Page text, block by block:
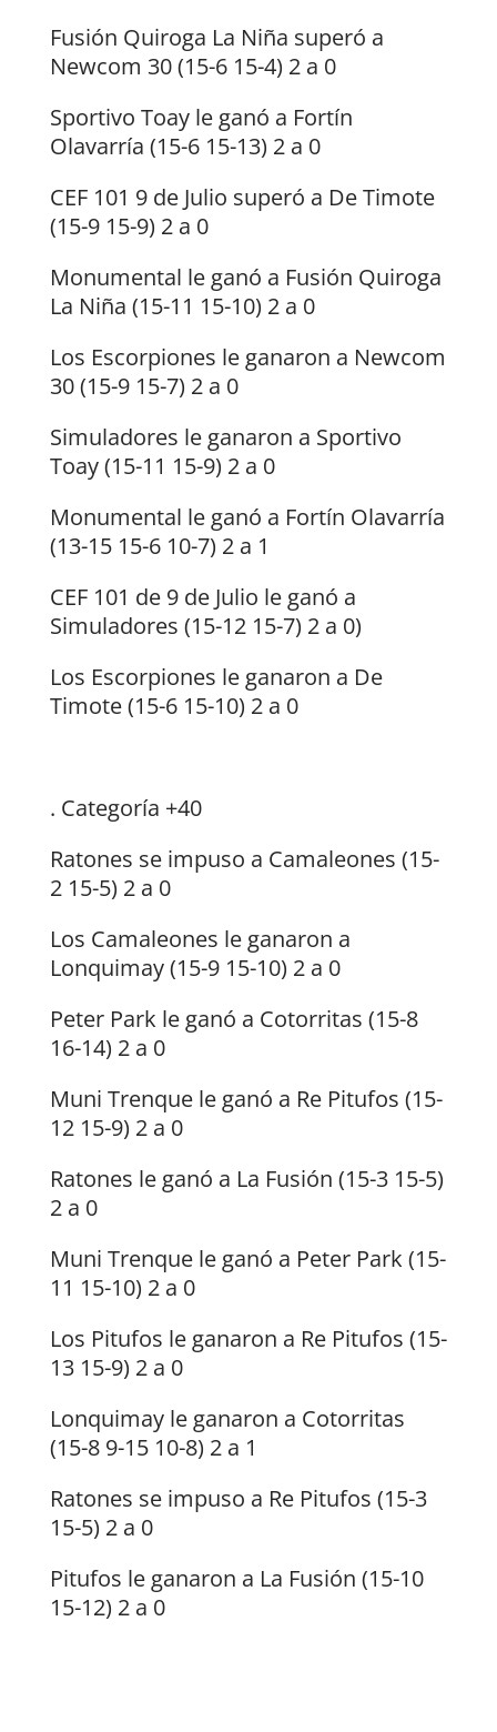
Fusión Quiroga La Niña superó a
Newcom 30 (15-6 15-4) 2 a 0
Sportivo Toay le ganó a Fortín
Olavarría (15-6 15-13) 2 a 0
CEF 101 9 de Julio superó a De Timote
(15-9 15-9) 2 a 0
Monumental le ganó a Fusión Quiroga
La Niña (15-11 15-10) 2 a 0
Los Escorpiones le ganaron a Newcom
30 (15-9 15-7) 2 a 0
Simuladores le ganaron a Sportivo
Toay (15-11 15-9) 2 a 0
Monumental le ganó a Fortín Olavarría
(13-15 15-6 10-7) 2 a 1
CEF 101 de 9 de Julio le ganó a
Simuladores (15-12 15-7) 2 a 0)
Los Escorpiones le ganaron a De
Timote (15-6 15-10) 2 a 0
. Categoría +40
Ratones se impuso a Camaleones (15-
2 15-5) 2 a 0
Los Camaleones le ganaron a
Lonquimay (15-9 15-10) 2 a 0
Peter Park le ganó a Cotorritas (15-8
16-14) 2 a 0
Muni Trenque le ganó a Re Pitufos (15-
12 15-9) 2 a 0
Ratones le ganó a La Fusión (15-3 15-5)
2 a 0
Muni Trenque le ganó a Peter Park (15-
11 15-10) 2 a 0
Los Pitufos le ganaron a Re Pitufos (15-
13 15-9) 2 a 0
Lonquimay le ganaron a Cotorritas
(15-8 9-15 10-8) 2 a 1
Ratones se impuso a Re Pitufos (15-3
15-5) 2 a 0
Pitufos le ganaron a La Fusión (15-10
15-12) 2 a 0